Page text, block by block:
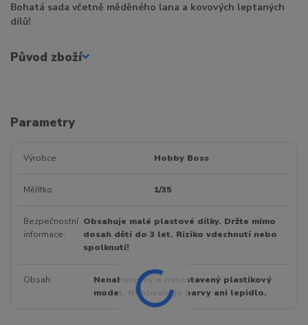
Bohatá sada včetně měděného lana a kovových leptaných
dílů!
Původ zboží
Parametry
Výrobce Hobby Boss
Měřítko 1/35
Bezpečnostní
informace
Obsahuje malé plastové dílky. Držte mimo
dosah dětí do 3 let. Riziko vdechnutí nebo
spolknutí!
Obsah
Nenabarvený a nesestavený plastikový
model. Neobsahuje barvy ani lepidlo.